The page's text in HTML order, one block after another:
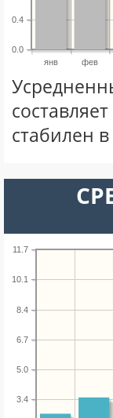
янв фев
0.0
0.4
составляет
стабилен
3.4
5.0
6.7
8.4
10.1
11.7